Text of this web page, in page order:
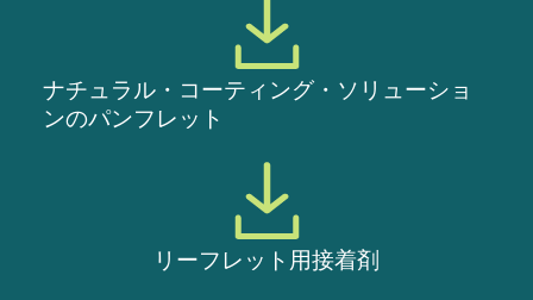
ナチュラル・コーティング・ソリューショ
ンのパンフレット
リーフレット用接着剤